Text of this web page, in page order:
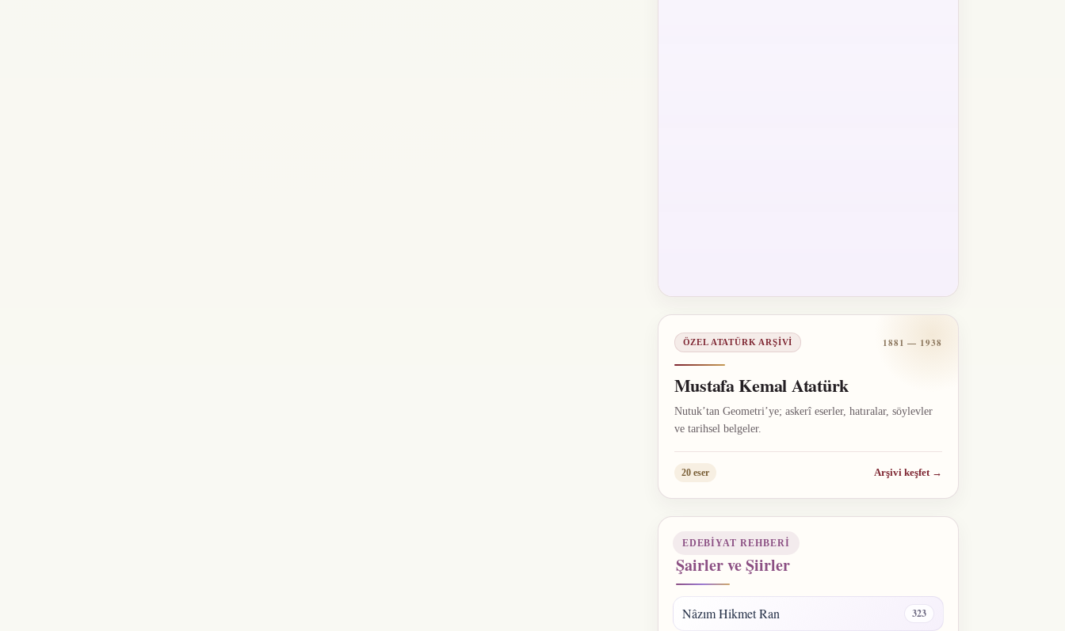
ÖZEL ATATÜRK ARŞIVI 1881 — 1938
Mustafa Kemal Atatürk
Nutuk’tan Geometri’ye; askerî eserler, hatıralar, söylevler
ve tarihsel belgeler.
20 eser Arşivi keşfet →
EDEBIYAT REHBERI
Şairler ve Şiirler
Nâzım Hikmet Ran 323